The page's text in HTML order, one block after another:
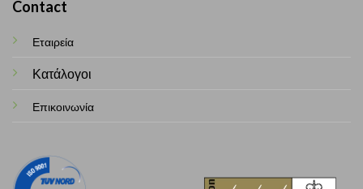
Contact
Εταιρεία
Κατάλογοι
Επικοινωνία